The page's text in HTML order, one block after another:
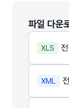
파일 다운
XLS
XML